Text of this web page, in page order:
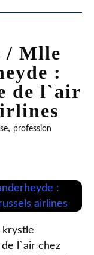
/ Mlle
:
de l`air
, profession
l`air chez